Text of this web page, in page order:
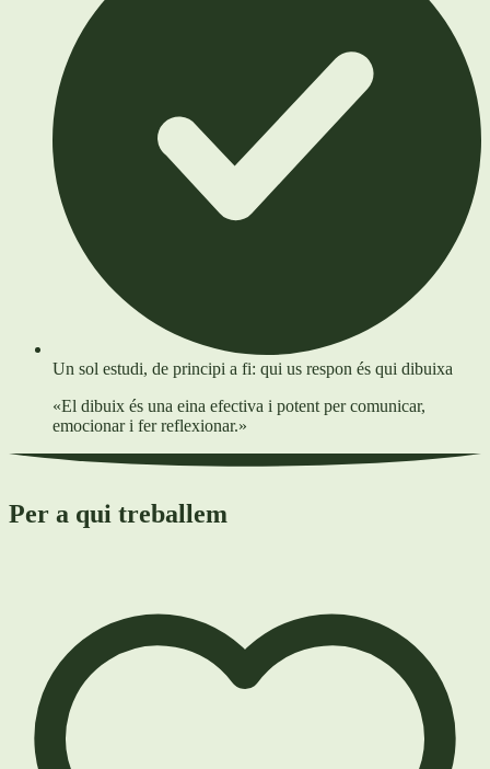
Un sol estudi, de principi a fi: qui us respon és qui dibuixa
«El dibuix és una eina efectiva i potent per comunicar,
emocionar i fer reflexionar.»
Per a qui treballem